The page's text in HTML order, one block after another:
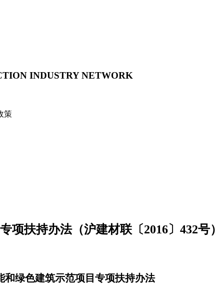
INDUSTRY NETWORK
策
项扶持办法（沪建材联〔2016〕432号）
和绿色建筑示范项目专项扶持办法